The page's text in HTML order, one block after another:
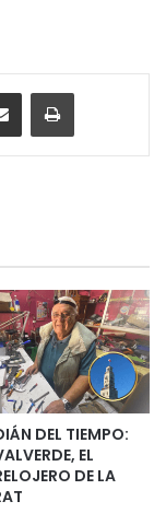
Enviar vía email Imprimir
DEL TIEMPO:
EL
DE LA